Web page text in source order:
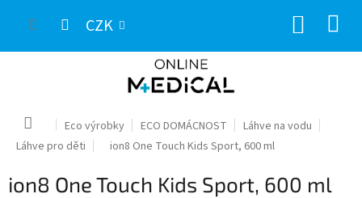
CZK
Domů Eco výrobky ECO DOMÁCNOST
Láhve na vodu
Láhve pro děti
ion8 One Touch Kids Sport, 600 ml
ion8 One Touch Kids Sport, 600 ml